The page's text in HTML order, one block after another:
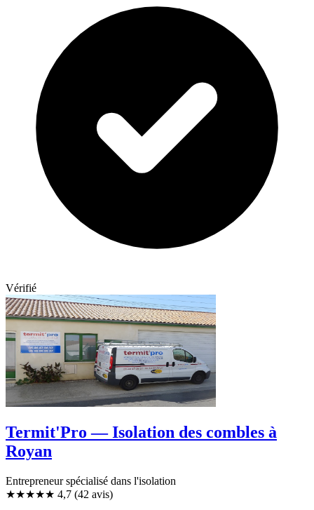
Vérifié
Termit'Pro — Isolation des combles à
Royan
Entrepreneur spécialisé dans l'isolation
★★★★★ 4,7 (42 avis)